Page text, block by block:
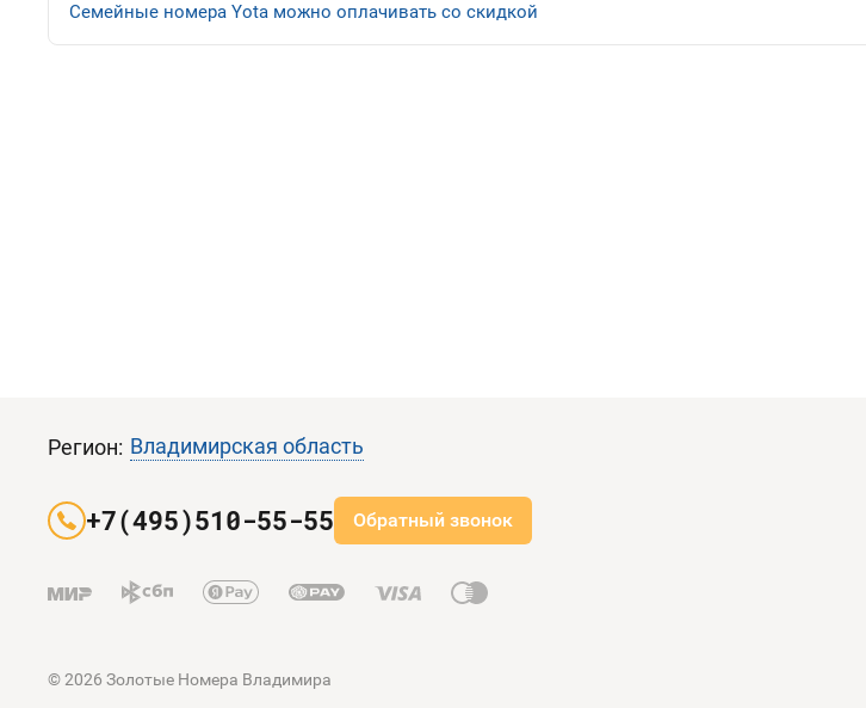
Семейные номера Yota можно оплачивать со скидкой
Регион: Владимирская область
+7(495)510-55-55 Обратный звонок
© 2026 Золотые Номера Владимира